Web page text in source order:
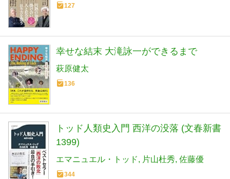
127
幸せな結末 大滝詠一ができるまで
萩原健太
136
トッド人類史入門 西洋の没落 (文春新書
1399)
エマニュエル・トッド 片山杜秀 佐藤優
344